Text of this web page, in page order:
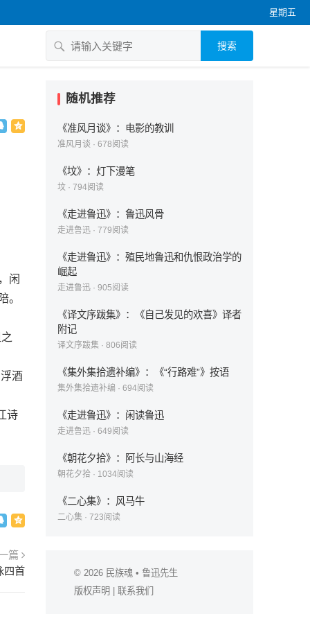
星期五
搜索
闲
。
酒
诗
篇
四首
随机推荐
《准风月谈》：电影的教训
准风月谈 · 678阅读
《坟》：灯下漫笔
坟 · 794阅读
《走进鲁迅》：鲁迅风骨
走进鲁迅 · 779阅读
《走进鲁迅》：殖民地鲁迅和仇恨政治学的
崛起
走进鲁迅 · 905阅读
《译文序跋集》：《自己发见的欢喜》译者
附记
译文序跋集 · 806阅读
《集外集拾遗补编》：《“行路难”》按语
集外集拾遗补编 · 694阅读
《走进鲁迅》：闲读鲁迅
走进鲁迅 · 649阅读
《朝花夕拾》：阿长与山海经
朝花夕拾 · 1034阅读
《二心集》：风马牛
二心集 · 723阅读
© 2026 民族魂 • 鲁迅先生
版权声明
联系我们